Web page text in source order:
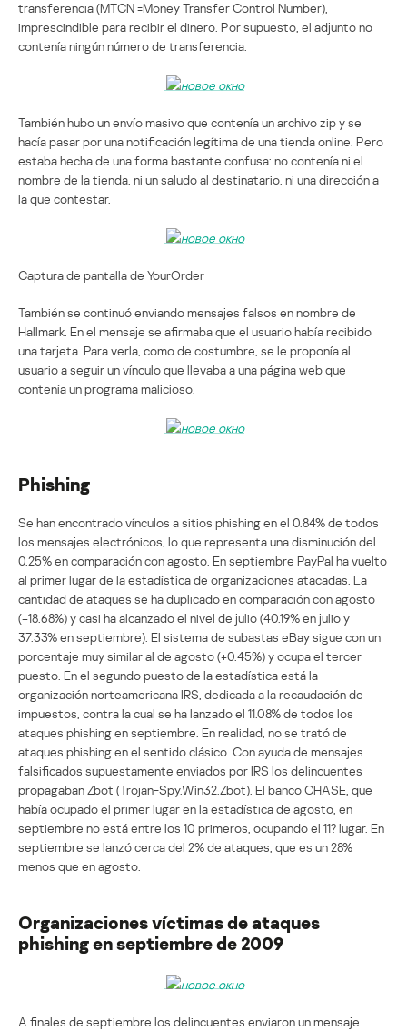
transferencia (MTCN =Money Transfer Control Number),
imprescindible para recibir el dinero. Por supuesto, el adjunto no
contenía ningún número de transferencia.
También hubo un envío masivo que contenía un archivo zip y se
hacía pasar por una notificación legítima de una tienda online. Pero
estaba hecha de una forma bastante confusa: no contenía ni el
nombre de la tienda, ni un saludo al destinatario, ni una dirección a
la que contestar.
Captura de pantalla de YourOrder
También se continuó enviando mensajes falsos en nombre de
Hallmark. En el mensaje se afirmaba que el usuario había recibido
una tarjeta. Para verla, como de costumbre, se le proponía al
usuario a seguir un vínculo que llevaba a una página web que
contenía un programa malicioso.
Phishing
Se han encontrado vínculos a sitios phishing en el 0.84% de todos
los mensajes electrónicos, lo que representa una disminución del
0.25% en comparación con agosto. En septiembre PayPal ha vuelto
al primer lugar de la estadística de organizaciones atacadas. La
cantidad de ataques se ha duplicado en comparación con agosto
(+18.68%) y casi ha alcanzado el nivel de julio (40.19% en julio y
37.33% en septiembre). El sistema de subastas eBay sigue con un
porcentaje muy similar al de agosto (+0.45%) y ocupa el tercer
puesto. En el segundo puesto de la estadística está la
organización norteamericana IRS, dedicada a la recaudación de
impuestos, contra la cual se ha lanzado el 11.08% de todos los
ataques phishing en septiembre. En realidad, no se trató de
ataques phishing en el sentido clásico. Con ayuda de mensajes
falsificados supuestamente enviados por IRS los delincuentes
propagaban Zbot (Trojan-Spy.Win32.Zbot). El banco CHASE, que
había ocupado el primer lugar en la estadística de agosto, en
septiembre no está entre los 10 primeros, ocupando el 11? lugar. En
septiembre se lanzó cerca del 2% de ataques, que es un 28%
menos que en agosto.
Organizaciones víctimas de ataques
phishing en septiembre de 2009
A finales de septiembre los delincuentes enviaron un mensaje